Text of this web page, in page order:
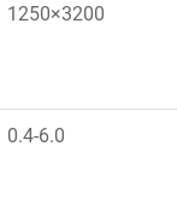
1250×3200
0.4-6.0